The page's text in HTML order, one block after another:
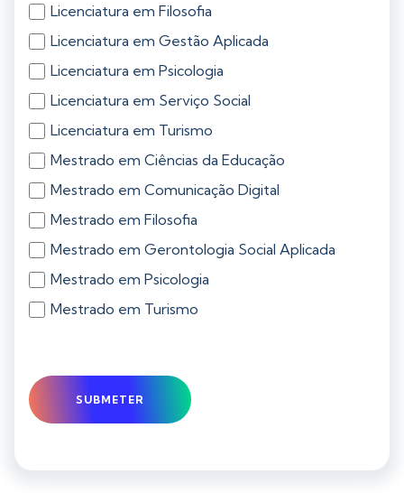
Licenciatura em Filosofia
Licenciatura em Gestão Aplicada
Licenciatura em Psicologia
Licenciatura em Serviço Social
Licenciatura em Turismo
Mestrado em Ciências da Educação
Mestrado em Comunicação Digital
Mestrado em Filosofia
Mestrado em Gerontologia Social Aplicada
Mestrado em Psicologia
Mestrado em Turismo